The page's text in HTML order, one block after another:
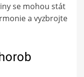
se mohou stát
a vyzbrojte